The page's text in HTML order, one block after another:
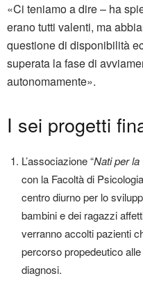
«Ci teniamo a dire – ha
erano tutti valenti, ma
questione di disponibilità
superata la fase di
autonomamente».
I sei progetti
L’associazione “Nati per la
con la Facoltà di
centro diurno per lo
bambini e dei ragazzi
verranno accolti pazienti
percorso propedeutico
diagnosi.